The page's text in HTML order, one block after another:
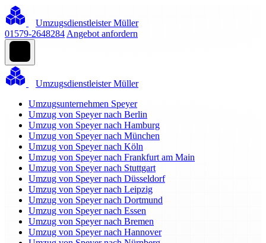
Umzugsdienstleister Müller
01579-2648284 Angebot anfordern
Umzugsdienstleister Müller
Umzugsunternehmen Speyer
Umzug von Speyer nach Berlin
Umzug von Speyer nach Hamburg
Umzug von Speyer nach München
Umzug von Speyer nach Köln
Umzug von Speyer nach Frankfurt am Main
Umzug von Speyer nach Stuttgart
Umzug von Speyer nach Düsseldorf
Umzug von Speyer nach Leipzig
Umzug von Speyer nach Dortmund
Umzug von Speyer nach Essen
Umzug von Speyer nach Bremen
Umzug von Speyer nach Hannover